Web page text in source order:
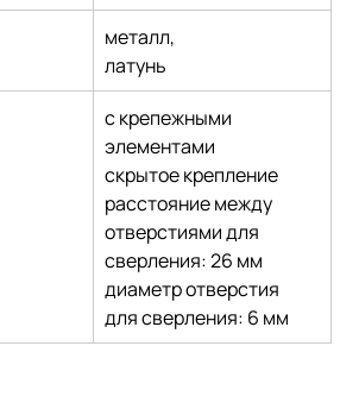
металл,
латунь
с крепежными
элементами
скрытое крепление
расстояние между
отверстиями для
сверления: 26 мм
диаметр отверстия
для сверления: 6 мм